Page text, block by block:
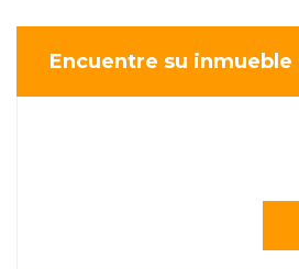
Encuentre su inmueble